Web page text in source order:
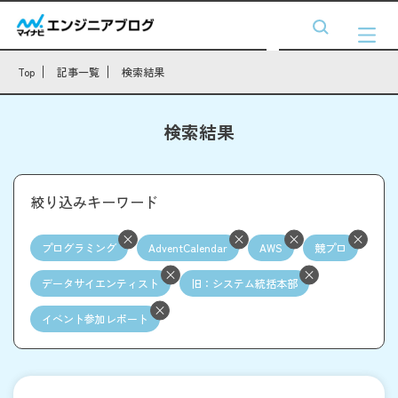
Top 記事一覧 検索結果
検索結果
絞り込みキーワード
プログラミング AdventCalendar AWS 競プロ
データサイエンティスト 旧：システム統括本部
イベント参加レポート